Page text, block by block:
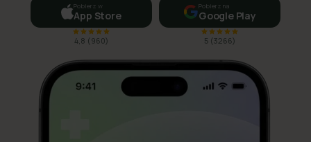
Pobierz w
App Store
4,8 ( 960)
Pobierz na
Google Play
5 (3266)